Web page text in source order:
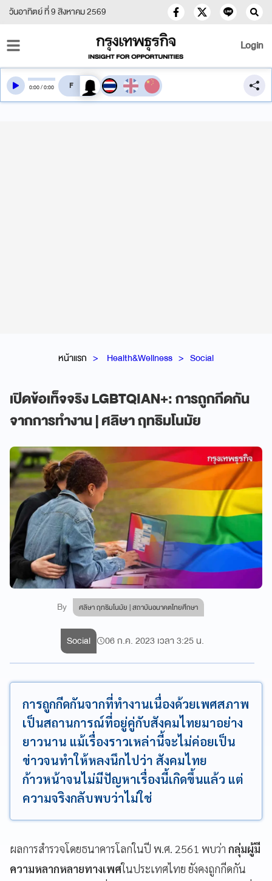
วันอาทิตย์ ที่ 9 สิงหาคม 2569
Login
หน้าแรก Health&Wellness Social
เปิดข้อเท็จจริง LGBTQIAN+: การถูกกีดกัน
จากการทำงาน | ศลิษา ฤทธิมโนมัย
By ศลิษา ฤทธิมโนมัย | สถาบันอนาคตไทยศึกษา
0:00/0:00 สลับเสียงอ่าน
Social 06 ก.ค. 2023 เวลา 3:25 น.
การถูกกีดกันจากที่ทำงานเนื่องด้วยเพศสภาพ
เป็นสถานการณ์ที่อยู่คู่กับสังคมไทยมาอย่าง
ยาวนาน แม้เรื่องราวเหล่านี้จะไม่ค่อยเป็น
ข่าวจนทำให้หลงนึกไปว่า สังคมไทย
ก้าวหน้าจนไม่มีปัญหาเรื่องนี้เกิดขึ้นแล้ว แต่
ความจริงกลับพบว่าไม่ใช่
ผลการสำรวจโดยธนาคารโลกในปี พ.ศ. 2561 พบว่า กลุ่มผู้มี
ความหลากหลายทางเพศในประเทศไทย ยังคงถูกกีดกัน